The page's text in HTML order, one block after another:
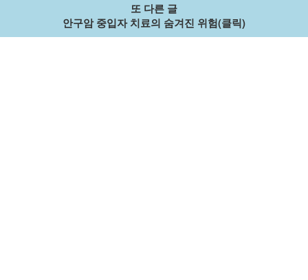
또 다른 글
안구암 중입자 치료의 숨겨진 위험(클릭)
출석부